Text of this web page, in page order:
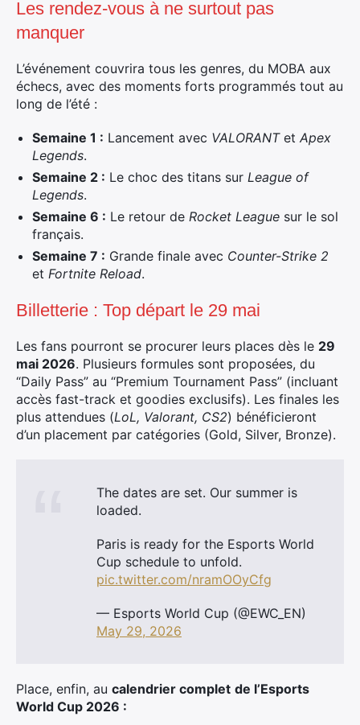
Les rendez-vous à ne surtout pas
manquer
L’événement couvrira tous les genres, du MOBA aux
échecs, avec des moments forts programmés tout au
long de l’été :
Semaine 1 : Lancement avec VALORANTet Apex
Legends.
Semaine 2 : Le choc des titans sur League of
Legends.
Semaine 6 : Le retour de Rocket League sur le sol
français.
Semaine 7 : Grande finale avec Counter-Strike 2
et Fortnite Reload.
Billetterie : Top départ le 29 mai
Les fans pourront se procurer leurs places dès le 29
mai 2026. Plusieurs formules sont proposées, du
“Daily Pass” au “Premium Tournament Pass” (incluant
accès fast-track et goodies exclusifs). Les finales les
plus attendues (LoL, Valorant, CS2) bénéficieront
d’un placement par catégories (Gold, Silver, Bronze).
The dates are set. Our summer is
loaded.
Paris is ready for the Esports World
Cup schedule to unfold.
pic.twitter.com/nramOOyCfg
— Esports World Cup (@EWC_EN)
May 29, 2026
Place, enfin, au calendrier complet de l’Esports
World Cup 2026 :